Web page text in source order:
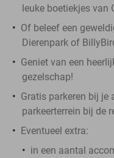
leuke boetiekjes van
Of beleef een
Dierenpark of
Geniet van een
gezelschap!
Gratis parkeren bij
parkeerterrein bij de
Eventueel extra:
in een aantal